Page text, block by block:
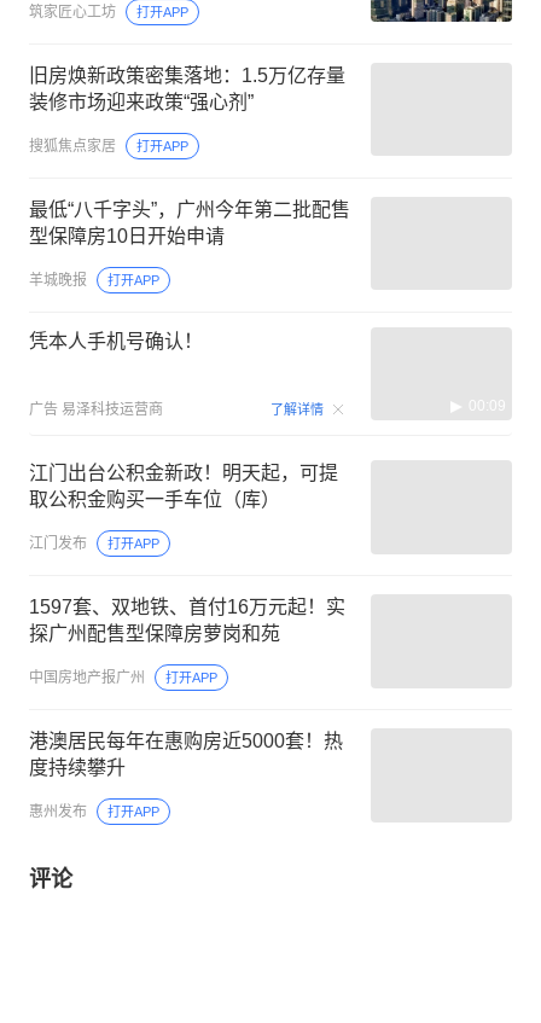
筑家匠心工坊 打开APP
旧房焕新政策密集落地：1.5万亿存量
装修市场迎来政策“强心剂”
搜狐焦点家居 打开APP
最低“八千字头”，广州今年第二批配售
型保障房10日开始申请
羊城晚报 打开APP
凭本人手机号确认！
广告 易泽科技运营商 了解详情 00:09
江门出台公积金新政！明天起，可提
取公积金购买一手车位（库）
江门发布 打开APP
1597套、双地铁、首付16万元起！实
探广州配售型保障房萝岗和苑
中国房地产报广州 打开APP
港澳居民每年在惠购房近5000套！热
度持续攀升
惠州发布 打开APP
评论